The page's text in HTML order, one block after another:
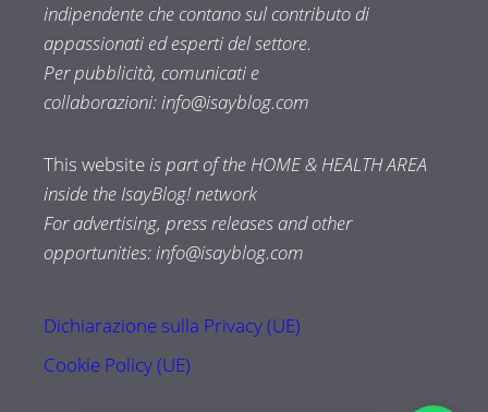
indipendente che contano sul contributo di
appassionati ed esperti del settore.
Per pubblicità, comunicati e
collaborazioni:info@isayblog.com
This websiteis part of the HOME & HEALTH AREA
inside the IsayBlog! network
For advertising, press releases and other
opportunities:info@isayblog.com
Dichiarazione sulla Privacy (UE)
Cookie Policy (UE)